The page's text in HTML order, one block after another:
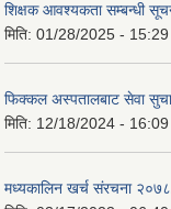
शिक्षक आवश्यकता सम्बन्धी
मिति: 01/28/2025 - 15:29
फिक्कल अस्पतालबाट सेवा
मिति: 12/18/2024 - 16:09
मध्यकालिन खर्च संरचना